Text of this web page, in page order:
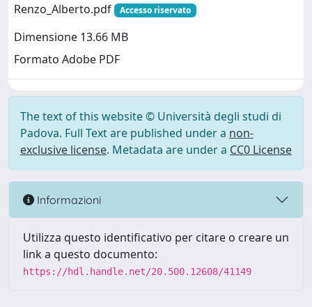
Renzo_Alberto.pdf
Accesso riservato
Dimensione 13.66 MB
Formato Adobe PDF
The text of this website © Università degli studi di
Padova. Full Text are published under a non-
exclusive license. Metadata are under a CC0 License
Informazioni
Utilizza questo identificativo per citare o creare un
link a questo documento:
https://hdl.handle.net/20.500.12608/41149